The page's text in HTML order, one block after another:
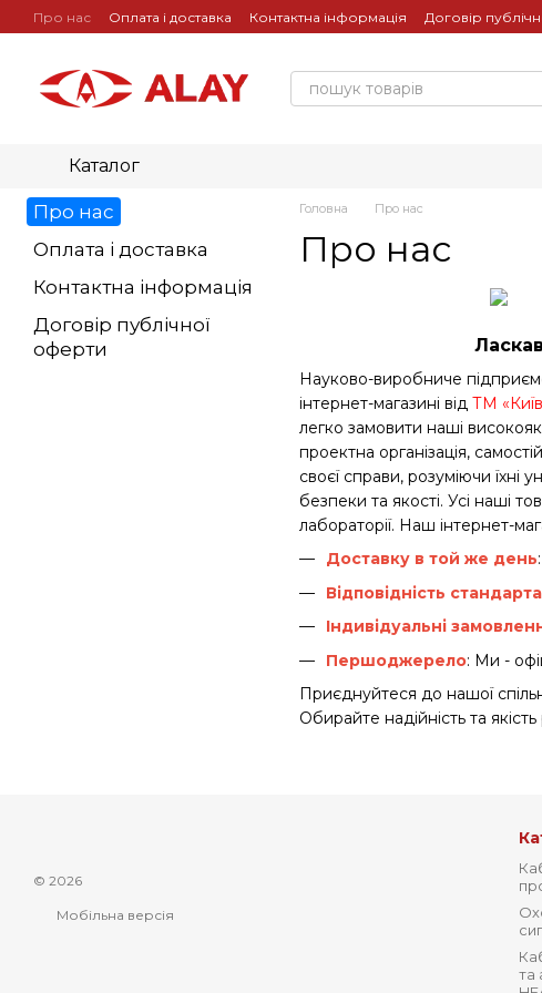
Перейти до основного контенту
Про нас Оплата і доставка Контактна інформація Договір
Каталог
Головна Про нас
Про нас
Науково-виробниче
інтернет-магазині від ТМ «
легко замовити наші
проектна організація,
своєї справи, розуміючи їхні
безпеки та якості. Усі наші
лабораторії. Наш інтернет-
Доставку в той же день
Відповідність
Індивідуальні
Першоджерело: Ми -
Приєднуйтеся до нашої
Обирайте надійність та
Про нас
Оплата і доставка
Контактна інформація
Договір публічної
оферти
© 2026
Мобільна версія
та